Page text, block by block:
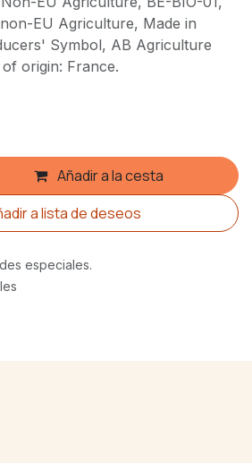
EU Agriculture, Made in
Symbol, AB Agriculture
origin: France.
Añadir a la cesta
a lista de deseos
especiales.